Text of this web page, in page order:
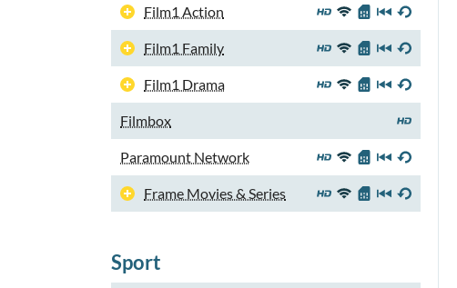
Film1 Action
Film1 Family
Film1 Drama
Filmbox
Paramount Network
Frame Movies & Series
Sport